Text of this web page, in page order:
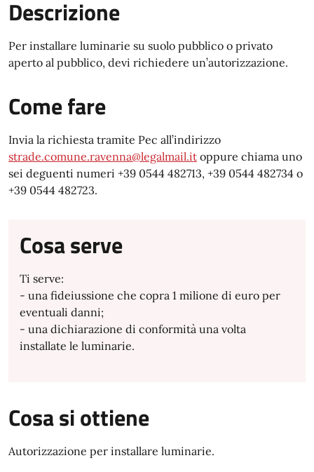
Descrizione
Per installare luminarie su suolo pubblico o privato
aperto al pubblico, devi richiedere un’autorizzazione.
Come fare
Invia la richiesta tramite Pec all’indirizzo
strade.comune.ravenna@legalmail.it oppure chiama uno
sei deguenti numeri +39 0544 482713, +39 0544 482734 o
+39 0544 482723.
Cosa serve
Ti serve:
- una fideiussione che copra 1 milione di euro per
eventuali danni;
- una dichiarazione di conformità una volta
installate le luminarie.
Cosa si ottiene
Autorizzazione per installare luminarie.